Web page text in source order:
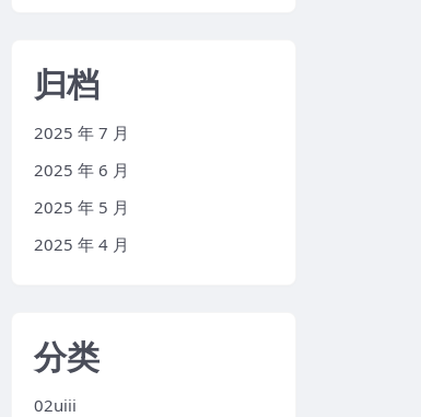
归档
2025 年 7 月
2025 年 6 月
2025 年 5 月
2025 年 4 月
分类
02uiii